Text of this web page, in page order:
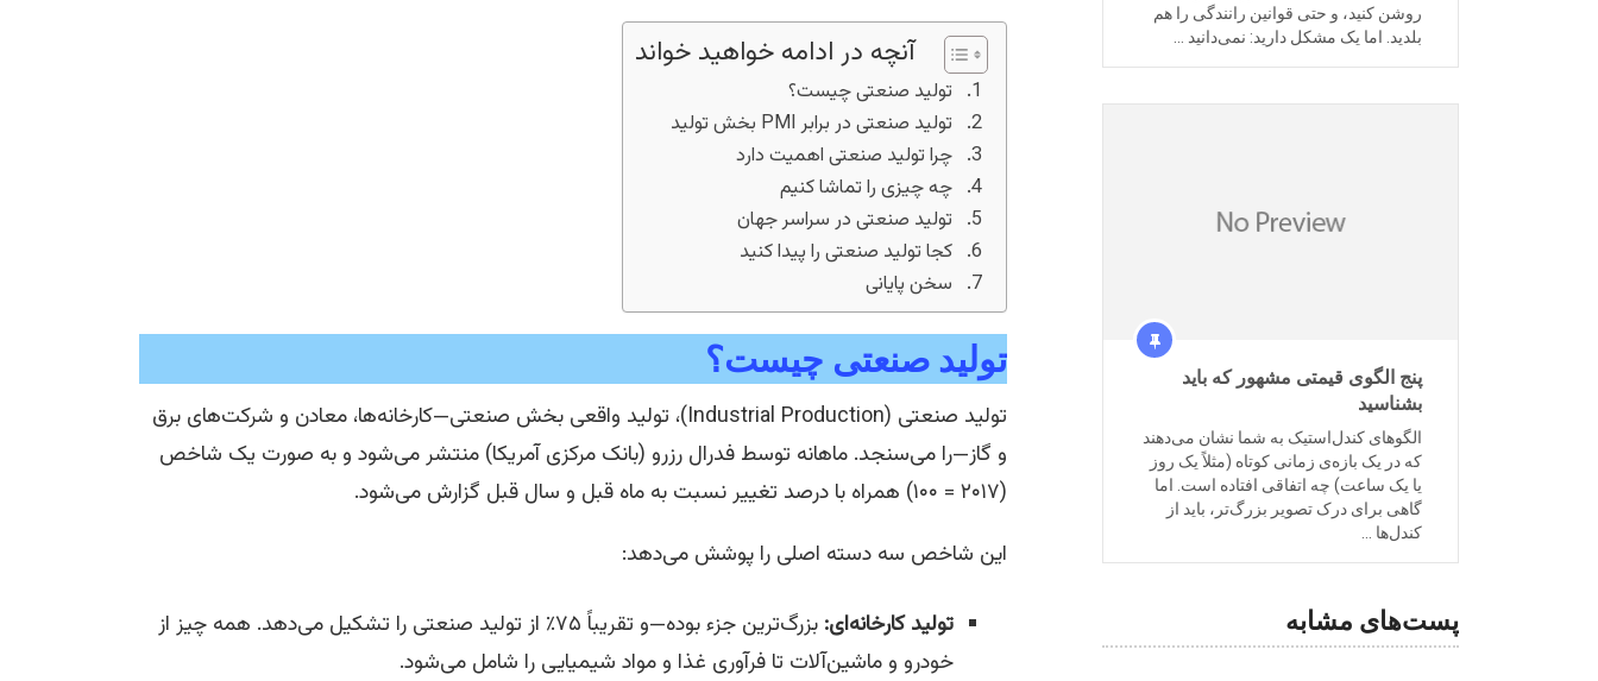
آنچه در ادامه خواهید خواند
تولید صنعتی چیست؟
تولید صنعتی در برابر PMI بخش تولید
چرا تولید صنعتی اهمیت دارد
چه چیزی را تماشا کنیم
تولید صنعتی در سراسر جهان
کجا تولید صنعتی را پیدا کنید
سخن پایانی
تولید صنعتی چیست؟
تولید صنعتی (Industrial Production)، تولید واقعی بخش صنعتی—کارخانه‌ها، معادن و شرکت‌های برق
و گاز—را می‌سنجد. ماهانه توسط فدرال رزرو (بانک مرکزی آمریکا) منتشر می‌شود و به صورت یک شاخص
(۲۰۱۷ = ۱۰۰) همراه با درصد تغییر نسبت به ماه قبل و سال قبل گزارش می‌شود.
این شاخص سه دسته اصلی را پوشش می‌دهد:
تولید کارخانه‌ای:
بزرگ‌ترین جزء بوده—و تقریباً ۷۵٪ از تولید صنعتی را تشکیل می‌دهد. همه چیز از
خودرو و ماشین‌آلات تا فرآوری غذا و مواد شیمیایی را شامل می‌شود.
روشن کنید، و حتی قوانین رانندگی را هم
بلدید. اما یک مشکل دارید: نمی‌دانید …
پنج الگوی قیمتی مشهور که باید
بشناسید
الگوهای کندل‌استیک به شما نشان می‌دهند
که در یک بازه‌ی زمانی کوتاه (مثلاً یک روز
یا یک ساعت) چه اتفاقی افتاده است. اما
گاهی برای درک تصویر بزرگ‌تر، باید از
کندل‌ها …
پست‌های مشابه